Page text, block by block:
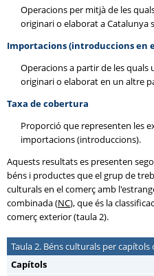
Operacions per mitjà de les
originari o elaborat a Catalunya
Importacions (introduccions
Operacions a partir de les
originari o elaborat en un altre
Taxa de cobertura
Proporció que representen les
importacions (introduccions).
Aquests resultats es presenten
béns i productes que el grup de
culturals en el comerç amb
combinada (NC), que és la
comerç exterior (taula 2).
Taula 2. Béns culturals per
Capítols